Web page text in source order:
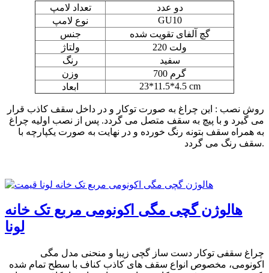
تعداد لامپ
دو عدد
نوع لامپ
GU10
جنس
گچ آلفای تقویت شده
ولتاژ
220 ولت
رنگ
سفید
وزن
700 گرم
ابعاد
23*11.5*4.5 cm
روش نصب : این چراغ به صورت توکار و در داخل سقف کاذب قرار
می گیرد و با پیچ به سقف متصل می گردد. پس از نصب اولیه چراغ
به همراه سقف بتونه رنگ خورده و در نهایت به صورت یکپارچه با
سقف رنگ می گردد.
هالوژن گچی مگی اکونومی مربع تک خانه
لونا
چراغ سقفی توکار دست ساز گچی زیبا و منحنی مدل مگی
اکونومی، مخصوص انواع سقف های کاذب کناف با سطح تمام شده